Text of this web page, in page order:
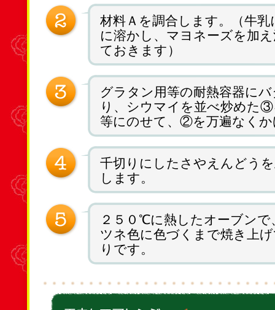
材料Ａを調合します。（牛乳
に溶かし、マヨネーズを加
ておきます）
グラタン用等の耐熱容器に
り、シウマイを並べ炒めた
等にのせて、②を万遍なくか
千切りにしたさやえんどう
します。
２５０℃に熱したオーブンで
ツネ色に色づくまで焼き上
りです。